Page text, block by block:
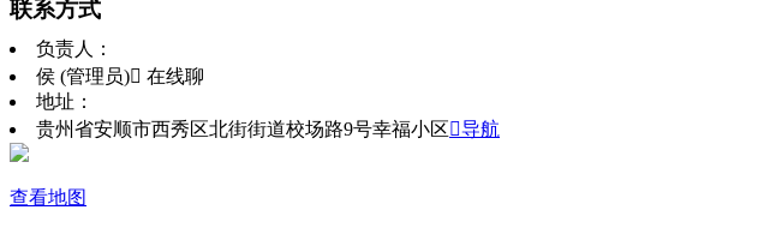
联系方式
负责人：
侯 (管理员) 在线聊
地址：
贵州省安顺市西秀区北街街道校场路9号幸福小区导航
查看地图